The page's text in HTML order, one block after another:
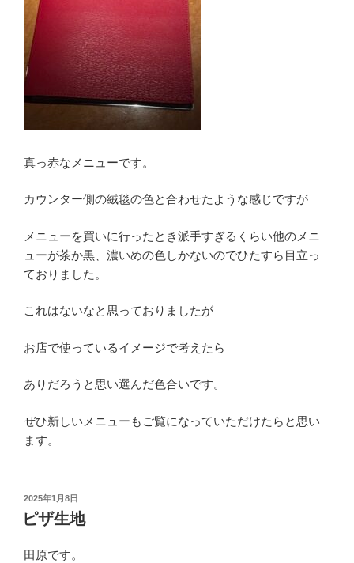
真っ赤なメニューです。
カウンター側の絨毯の色と合わせたような感じですが
メニューを買いに行ったとき派手すぎるくらい他のメニ
ューが茶か黒、濃いめの色しかないのでひたすら目立っ
ておりました。
これはないなと思っておりましたが
お店で使っているイメージで考えたら
ありだろうと思い選んだ色合いです。
ぜひ新しいメニューもご覧になっていただけたらと思い
ます。
投
稿
日:
2025年1月8日
ピザ生地
田原です。